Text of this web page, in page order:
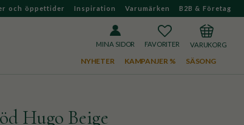
och öppettider Inspiration Varumärken B2B & Företag
MINA SIDOR
FAVORITERKUNDVAGN
NYHETER KAMPANJER % SÄSONG
Hugo Beige